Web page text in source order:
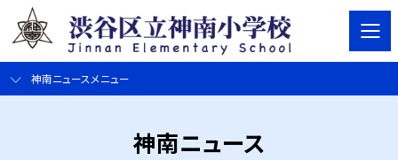
神南ニュースメニュー
神南ニュース